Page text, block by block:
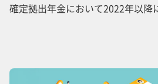
確定拠出年金において2022年以降